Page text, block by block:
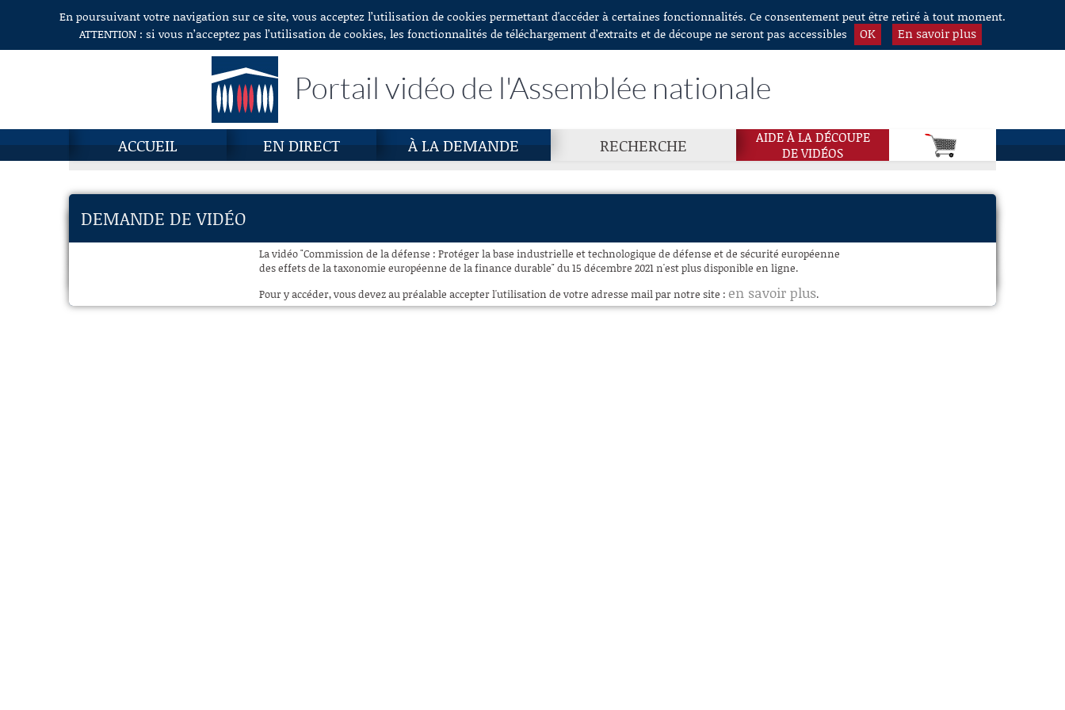
Aller au contenuEn poursuivant votre navigation sur ce site, vous acceptez l’utilisation de cookies permettant d'accéder à certaines fonctionnalités. Ce consentement peut être retiré à tout moment.
ATTENTION : si vous n’acceptez pas l’utilisation de cookies, les fonctionnalités de téléchargement d’extraits et de découpe ne seront pas accessibles
OK En savoir plus
Portail vidéo de l'Assemblée nationale
ACCUEIL EN DIRECT À LA DEMANDE RECHERCHE
AIDE À LA DÉCOUPE
DE VIDÉOS
DEMANDE DE VIDÉO
La vidéo "Commission de la défense : Protéger la base industrielle et technologique de défense et de sécurité européenne
des effets de la taxonomie européenne de la finance durable" du 15 décembre 2021 n'est plus disponible en ligne.
Pour y accéder, vous devez au préalable accepter l'utilisation de votre adresse mail par notre site : en savoir plus.